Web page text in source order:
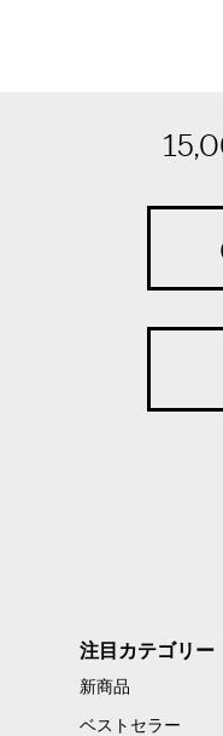
注目カテゴリー
新商品
ベストセラー